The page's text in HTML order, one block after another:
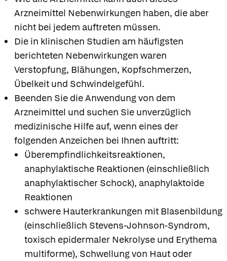
Arzneimittel Nebenwirkungen haben, die aber
nicht bei jedem auftreten müssen.
Die in klinischen Studien am häufigsten
berichteten Nebenwirkungen waren
Verstopfung, Blähungen, Kopfschmerzen,
Übelkeit und Schwindelgefühl.
Beenden Sie die Anwendung von dem
Arzneimittel und suchen Sie unverzüglich
medizinische Hilfe auf, wenn eines der
folgenden Anzeichen bei Ihnen auftritt:
Überempfindlichkeitsreaktionen,
anaphylaktische Reaktionen (einschließlich
anaphylaktischer Schock), anaphylaktoide
Reaktionen
schwere Hauterkrankungen mit Blasenbildung
(einschließlich Stevens-Johnson-Syndrom,
toxisch epidermaler Nekrolyse und Erythema
multiforme), Schwellung von Haut oder